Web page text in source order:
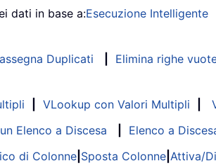
dati in base a:Esecuzione Intelligente
Duplicati Elimina righe
VLookup con Valori Multipli
Elenco a Discesa Elenco a
di Colonne Sposta Colonne Attiva/